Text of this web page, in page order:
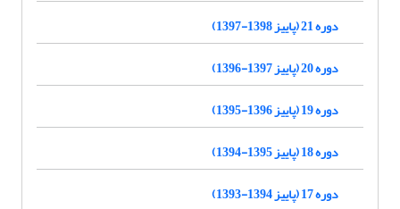
دوره 21 (پاییز 1398-1397)
دوره 20 (پاییز 1397-1396)
دوره 19 (پاییز 1396-1395)
دوره 18 (پاییز 1395-1394)
دوره 17 (پاییز 1394-1393)